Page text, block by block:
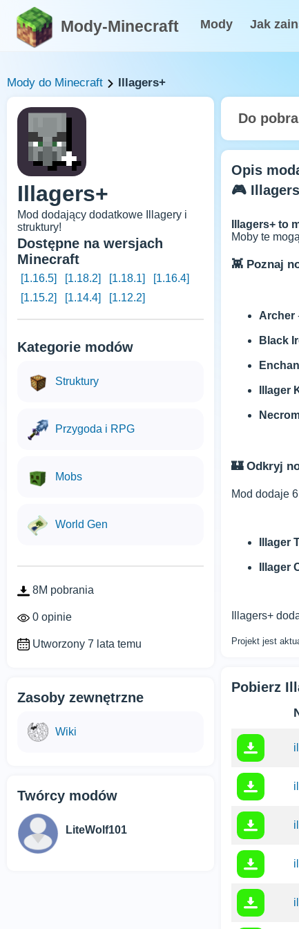
Mody-Minecraft Mody Jak
Mody do Minecraft Illagers+
Illagers+
Mod dodający dodatkowe Illagery i
struktury!
Dostępne na wersjach
Minecraft
[1.16.5] [1.18.2] [1.18.1]
[1.16.4]
[1.15.2]
[1.14.4] [1.12.2]
Kategorie modów
Struktury
Przygoda i RPG
Mobs
World Gen
8M pobrania
0 opinie
Utworzony 7 lata temu
Zasoby zewnętrzne
Wiki
Twórcy modów
LiteWolf101
Do
Opis
🎮
Illagers+ to
Moby te
👾 Poznaj
Archer
Black
Illager
🏰 Odkryj
Mod dodaje
Illager
Illager
Illagers+
Projekt jest
Pobierz